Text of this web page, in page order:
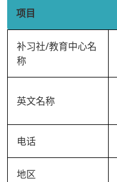
项目
补习社/教育中心名
称
英文名称
电话
地区